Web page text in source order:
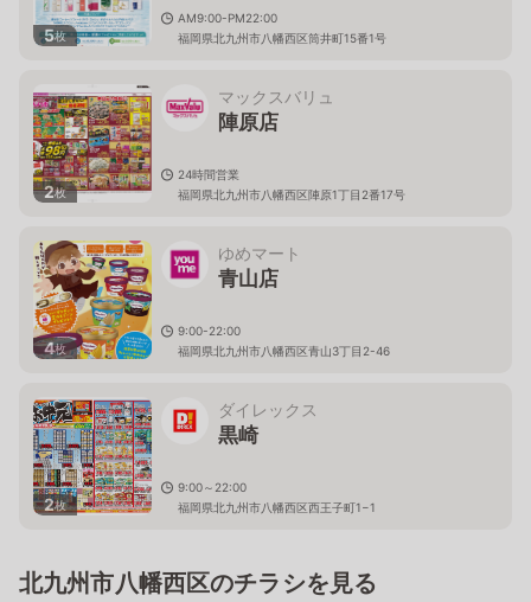
5枚
AM9:00-PM22:00
福岡県北九州市八幡西区筒井町15番1号
2枚
マックスバリュ
陣原店
24時間営業
福岡県北九州市八幡西区陣原1丁目2番17号
4枚
ゆめマート
青山店
9:00-22:00
福岡県北九州市八幡西区青山3丁目2-46
2枚
ダイレックス
黒崎
9:00～22:00
福岡県北九州市八幡西区西王子町1−1
北九州市八幡西区のチラシを見る